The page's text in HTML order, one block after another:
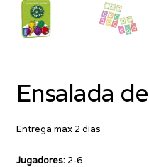
Ensalada
Entrega max 2 días
Jugadores: 2-6